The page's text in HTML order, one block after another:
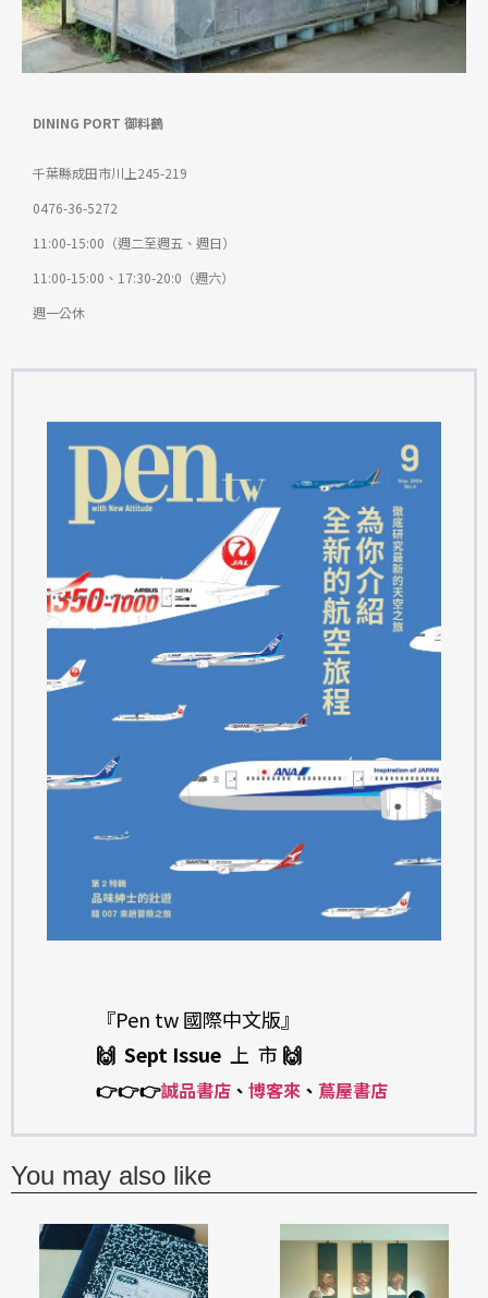
DINING PORT 御料鶴
千葉縣成田市川上245-219
0476-36-5272
11:00-15:00（週二至週五、週日）
11:00-15:00、17:30-20:0（週六）
週一公休
『Pen tw 國際中文版』
🙌 Sept Issue 上 市 🙌
👉👉👉誠品書店 、 博客來 、 蔦屋書店
You may also like